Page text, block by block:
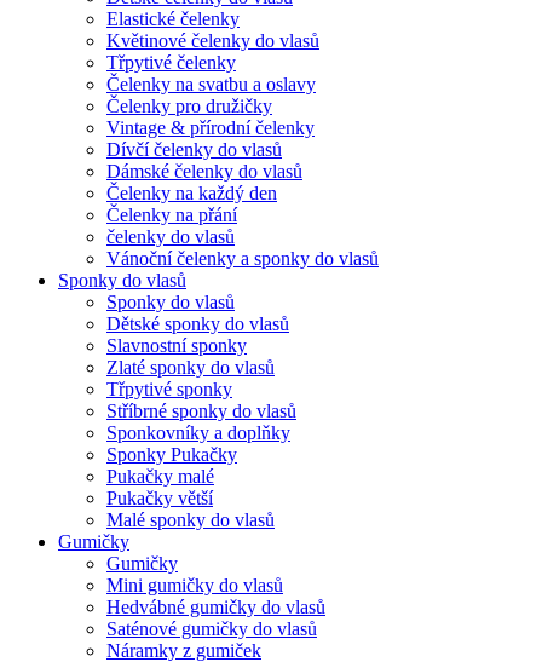
Elastické čelenky
Květinové čelenky do vlasů
Třpytivé čelenky
Čelenky na svatbu a oslavy
Čelenky pro družičky
Vintage & přírodní čelenky
Dívčí čelenky do vlasů
Dámské čelenky do vlasů
Čelenky na každý den
Čelenky na přání
čelenky do vlasů
Vánoční čelenky a sponky do vlasů
Sponky do vlasů
Sponky do vlasů
Dětské sponky do vlasů
Slavnostní sponky
Zlaté sponky do vlasů
Třpytivé sponky
Stříbrné sponky do vlasů
Sponkovníky a doplňky
Sponky Pukačky
Pukačky malé
Pukačky větší
Malé sponky do vlasů
Gumičky
Gumičky
Mini gumičky do vlasů
Hedvábné gumičky do vlasů
Saténové gumičky do vlasů
Náramky z gumiček